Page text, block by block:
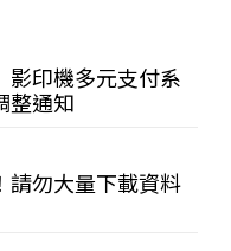
影印機多元支付系
整通知
請勿大量下載資料